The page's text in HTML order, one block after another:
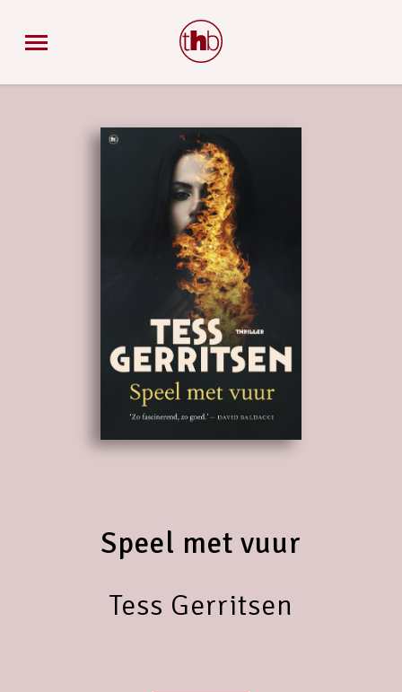
Speel met vuur
Tess Gerritsen